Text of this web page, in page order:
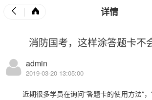
详情
消防国考，这样涂答题卡不
admin
2019-03-20 13:05:00
近期很多学员在询问“答题卡的使用方法”，